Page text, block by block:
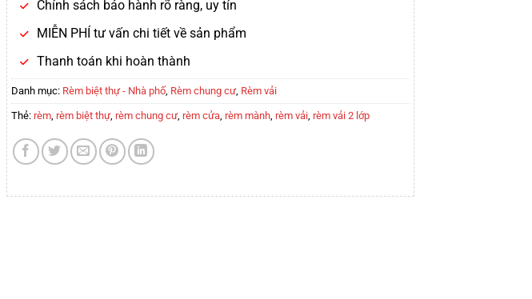
Chính sách bảo hành rõ ràng, uy tín
MIỄN PHÍ tư vấn chi tiết về sản phẩm
Thanh toán khi hoàn thành
Danh mục: Rèm biệt thự - Nhà phố, Rèm chung cư, Rèm vải
Thẻ: rèm, rèm biệt thự, rèm chung cư, rèm cửa, rèm mành, rèm vải, rèm vải 2 lớp